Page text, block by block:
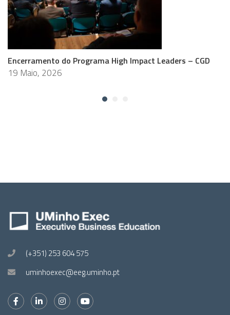
Encerramento do Programa High Impact Leaders – CGD
19 Maio, 2026
(+351) 253 604 575
uminhoexec@eeg.uminho.pt